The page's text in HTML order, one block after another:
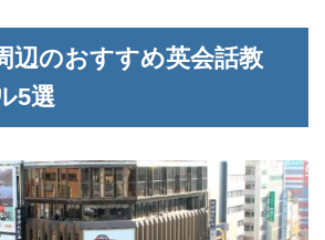
辺のおすすめ英会話教
5選